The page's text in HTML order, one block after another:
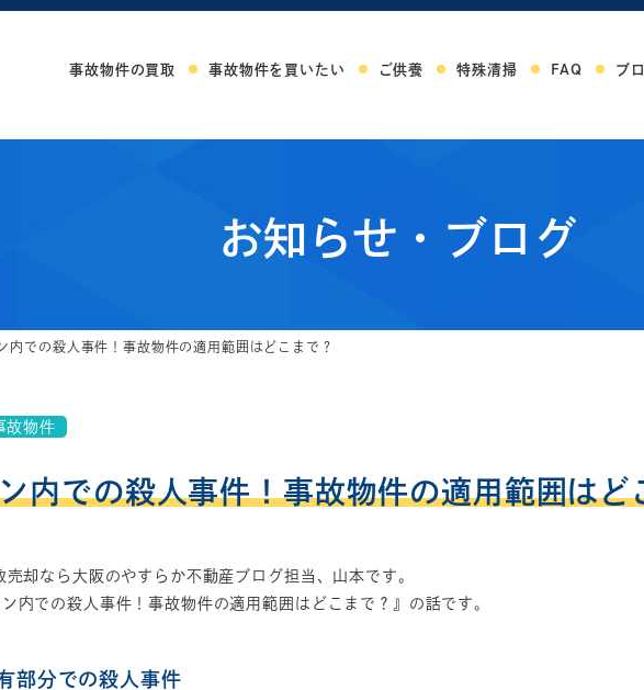
事故物件の買取 事故物件を買いたい ご供養 特殊清掃 FAQ ブ
お知らせ・ブログ
内での殺人事件！事故物件の適用範囲はどこまで？
故物件
内での殺人事件！事故物件の適用範囲はど
却なら大阪のやすらか不動産ブログ担当、山本です。
内での殺人事件！事故物件の適用範囲はどこまで？』の話です。
部分での殺人事件